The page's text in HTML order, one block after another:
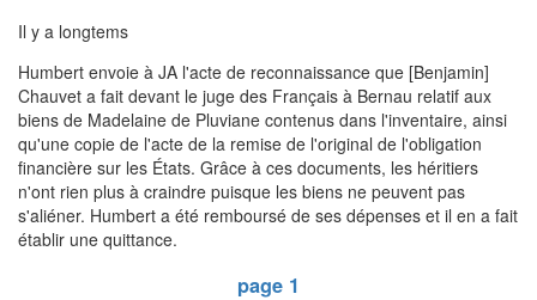
Il y a longtems
Humbert envoie à JA l'acte de reconnaissance que [Benjamin]
Chauvet a fait devant le juge des Français à Bernau relatif aux
biens de Madelaine de Pluviane contenus dans l'inventaire, ainsi
qu'une copie de l'acte de la remise de l'original de l'obligation
financière sur les États. Grâce à ces documents, les héritiers
n'ont rien plus à craindre puisque les biens ne peuvent pas
s'aliéner. Humbert a été remboursé de ses dépenses et il en a fait
établir une quittance.
page 1